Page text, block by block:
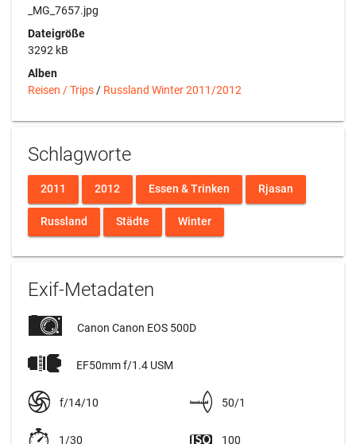
_MG_7657.jpg
Dateigröße
3292 kB
Alben
Reisen / Trips / Russland Winter 2011/2012
Schlagworte
2011 2012 Essen & Trinken Rjasan
Russland Städte Winter
Exif-Metadaten
Canon Canon EOS 500D
EF50mm f/1.4 USM
f/14/10 50/1
1/30 100